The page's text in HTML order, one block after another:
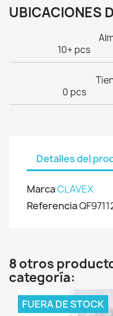
UBICACIONES
10+ pcs
0 pcs
Detalles del
MarcaCLAVEX
Referencia
8 otros
categoría:
FUERA DE STOCK